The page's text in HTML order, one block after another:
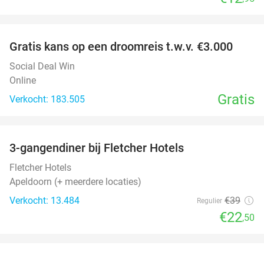
Gratis kans op een droomreis t.w.v. €3.000
Social Deal Win
Online
Verkocht: 183.505
Gratis
3-gangendiner bij Fletcher Hotels
Fletcher Hotels
Apeldoorn (+ meerdere locaties)
Verkocht: 13.484
Regulier €39
€22,50